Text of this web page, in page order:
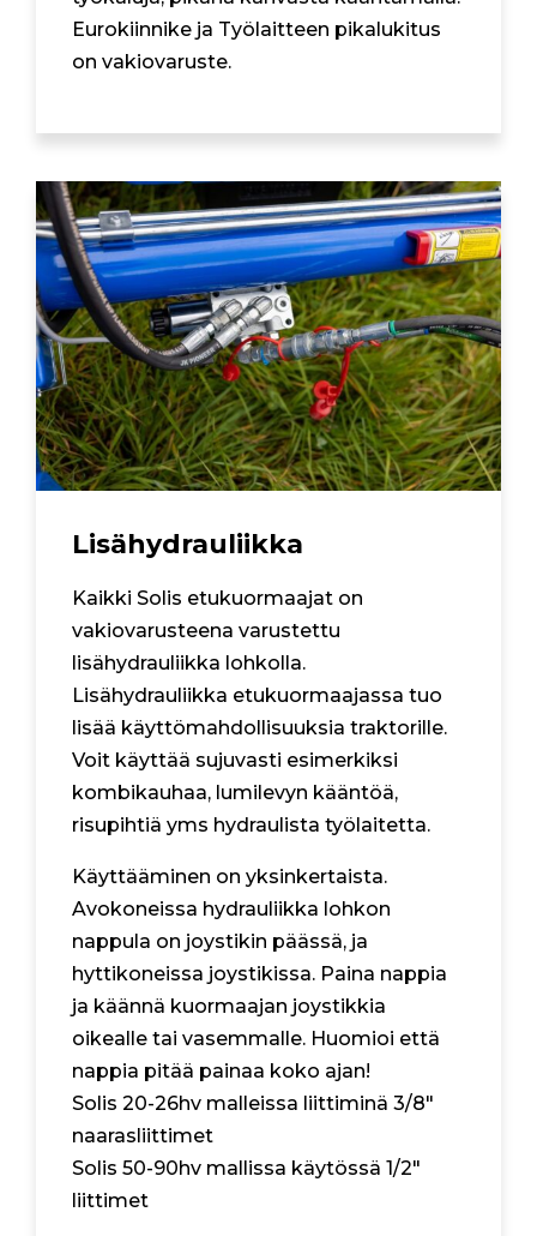
Eurokiinnike ja Työlaitteen pikalukitus
on vakiovaruste.
Lisähydrauliikka
Kaikki Solis etukuormaajat on
vakiovarusteena varustettu
lisähydrauliikka lohkolla.
Lisähydrauliikka etukuormaajassa tuo
lisää käyttömahdollisuuksia traktorille.
Voit käyttää sujuvasti esimerkiksi
kombikauhaa, lumilevyn kääntöä,
risupihtiä yms hydraulista työlaitetta.
Käyttääminen on yksinkertaista.
Avokoneissa hydrauliikka lohkon
nappula on joystikin päässä, ja
hyttikoneissa joystikissa. Paina nappia
ja käännä kuormaajan joystikkia
oikealle tai vasemmalle. Huomioi että
nappia pitää painaa koko ajan!
Solis 20-26hv malleissa liittiminä 3/8″
naarasliittimet
Solis 50-90hv mallissa käytössä 1/2″
liittimet